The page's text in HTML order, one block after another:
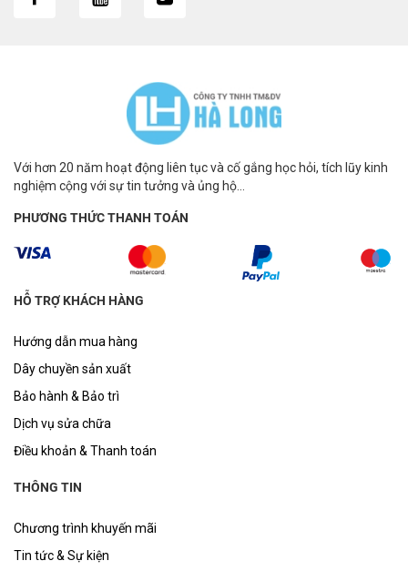
Với hơn 20 năm hoạt động liên tục và cố gắng học hỏi, tích lũy kinh
nghiệm cộng với sự tin tưởng và ủng hộ...
PHƯƠNG THỨC THANH TOÁN
HỖ TRỢ KHÁCH HÀNG
Hướng dẫn mua hàng
Dây chuyền sản xuất
Bảo hành & Bảo trì
Dịch vụ sửa chữa
Điều khoản & Thanh toán
THÔNG TIN
Chương trình khuyến mãi
Tin tức & Sự kiện